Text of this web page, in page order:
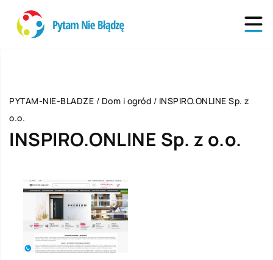
PYTAM-NIE-BLADZE / Dom i ogród / INSPIRO.ONLINE Sp. z
o.o.
INSPIRO.ONLINE Sp. z o.o.